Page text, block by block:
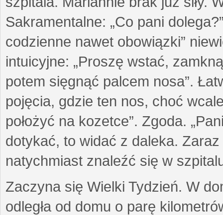
Sakramentalne: „Co pani
codzienne nawet obowiązki”
intuicyjne: „Proszę wstać,
potem sięgnąć palcem nosa”.
pojęcia, gdzie ten nos, choć
położyć na kozetce”. Zgoda.
dotykać, to widać z daleka.
natychmiast znaleźć się w
Zaczyna się Wielki Tydzień. W
odległa od domu o parę